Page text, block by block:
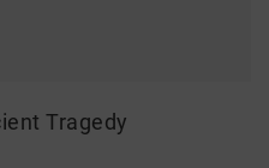
Tragedy